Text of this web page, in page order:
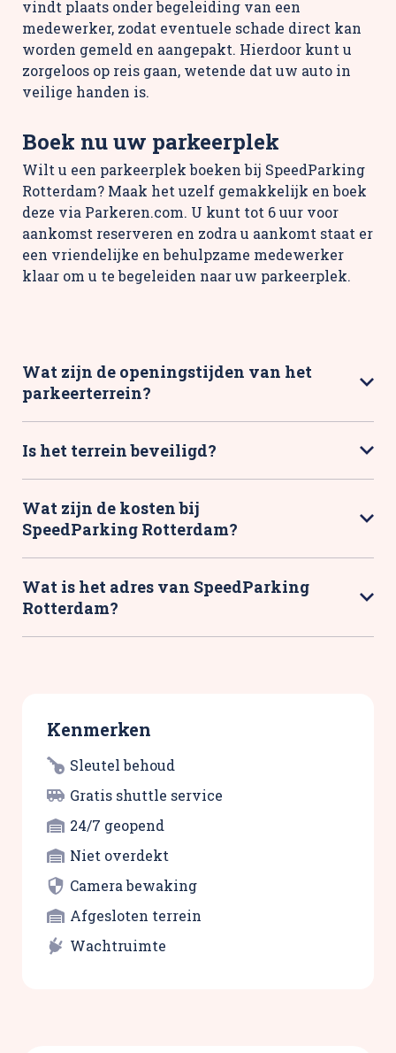
vindt plaats onder begeleiding van een
medewerker, zodat eventuele schade direct kan
worden gemeld en aangepakt. Hierdoor kunt u
zorgeloos op reis gaan, wetende dat uw auto in
veilige handen is.
Boek nu uw parkeerplek
Wilt u een parkeerplek boeken bij SpeedParking
Rotterdam? Maak het uzelf gemakkelijk en boek
deze via Parkeren.com. U kunt tot 6 uur voor
aankomst reserveren en zodra u aankomt staat er
een vriendelijke en behulpzame medewerker
klaar om u te begeleiden naar uw parkeerplek.
Wat zijn de openingstijden van het
parkeerterrein?
Is het terrein beveiligd?
Wat zijn de kosten bij
SpeedParking Rotterdam?
Wat is het adres van SpeedParking
Rotterdam?
Kenmerken
Sleutel behoud
Gratis shuttle service
24/7 geopend
Niet overdekt
Camera bewaking
Afgesloten terrein
Wachtruimte